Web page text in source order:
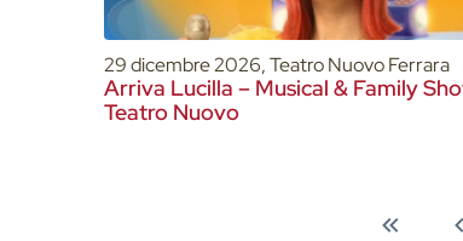
29 dicembre 2026, Teatro Nuovo Ferrara
Arriva Lucilla – Musical & Family
Teatro Nuovo